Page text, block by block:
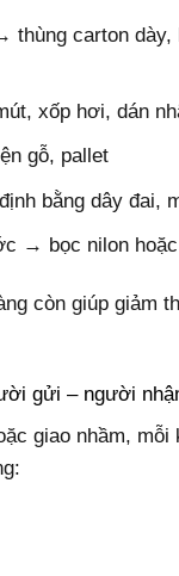
thùng carton dày,
xốp hơi, dán
gỗ, pallet
bằng dây đai,
→ bọc nilon
còn giúp giảm
gửi – người
giao nhầm, mỗi